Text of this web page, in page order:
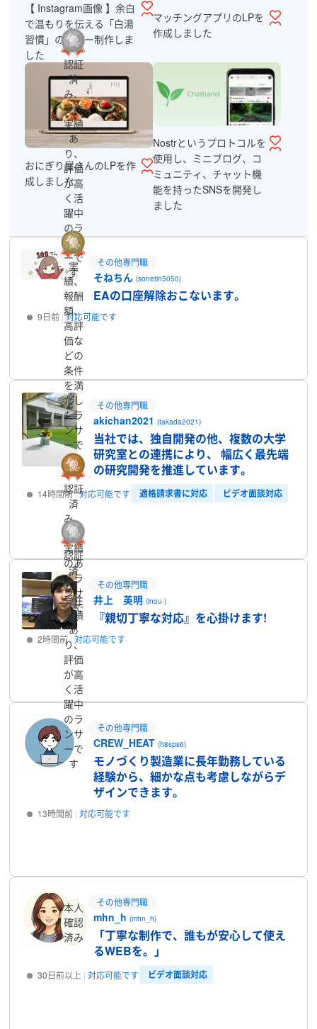
【 Instagram画像 】余白
で温もりを伝える「白湯
習慣」のバナー制作しま
した
マッチングアプリのLPを
作成しました
おにぎり屋さんのLPを作
成しました
Nostrというプロトコルを
使用し、ミニブログ、コ
ミュニティ、チャット機
能を持ったSNSを開発し
ました
認証
済
み、
受注
実績
あ
り、
評価
が高
く活
躍中
のラ
ンサ
ーで
す
その他専門職
そねちん(sonetin5050)
EAの口座解除おこないます。
9日前 対応可能です
実
績、
報酬
額、
高評
価な
どの
条件
を満
たし
たラ
ンサ
ーで
す
その他専門職
akichan2021(takada2021)
当社では、独自開発の他、複数の大学
研究室との連携により、 幅広く最先端
の研究開発を推進しています。
14時間前 対応可能です 適格請求書に対応 ビデオ面談対応
認証
済
み、
受注
実績
のあ
るラ
ンサ
ーで
す
その他専門職
井上 英明(inou-)
『親切丁寧な対応』を心掛けます!
2時間前 対応可能です
認証
済
み、
受注
実績
あ
り、
評価
が高
く活
躍中
のラ
ンサ
ーで
す
その他専門職
CREW_HEAT(ft8sps6)
モノづくり製造業に長年勤務している
経験から、細かな点も考慮しながらデ
ザインできます。
13時間前 対応可能です
本人
確認
済み
その他専門職
mhn_h(mhn_h)
「丁寧な制作で、誰もが安心して使え
るWEBを。」
30日前以上 対応可能です ビデオ面談対応